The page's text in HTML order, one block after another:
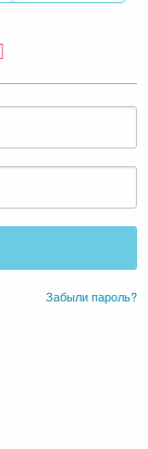
Забыли пароль?